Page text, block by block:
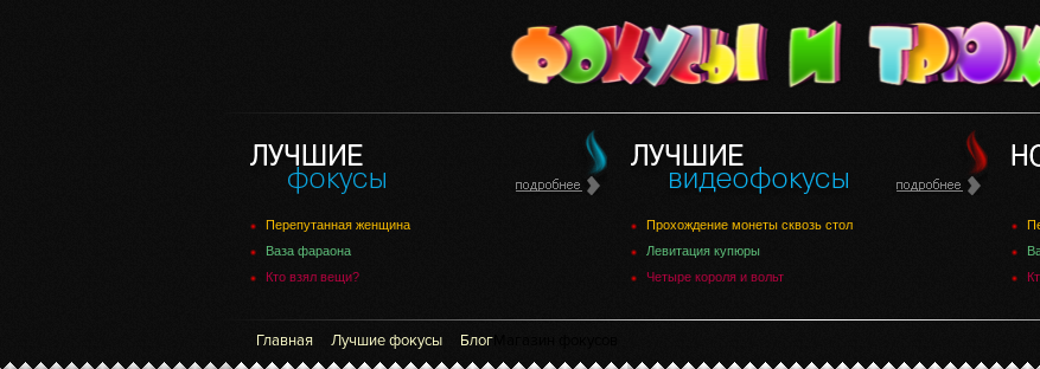
Перепутанная женщина
Ваза фараона
Кто взял вещи?
Прохождение монеты сквозь стол
Левитация купюры
Четыре короля и вольт
Главная Лучшие фокусы БлогМагазин фокусов